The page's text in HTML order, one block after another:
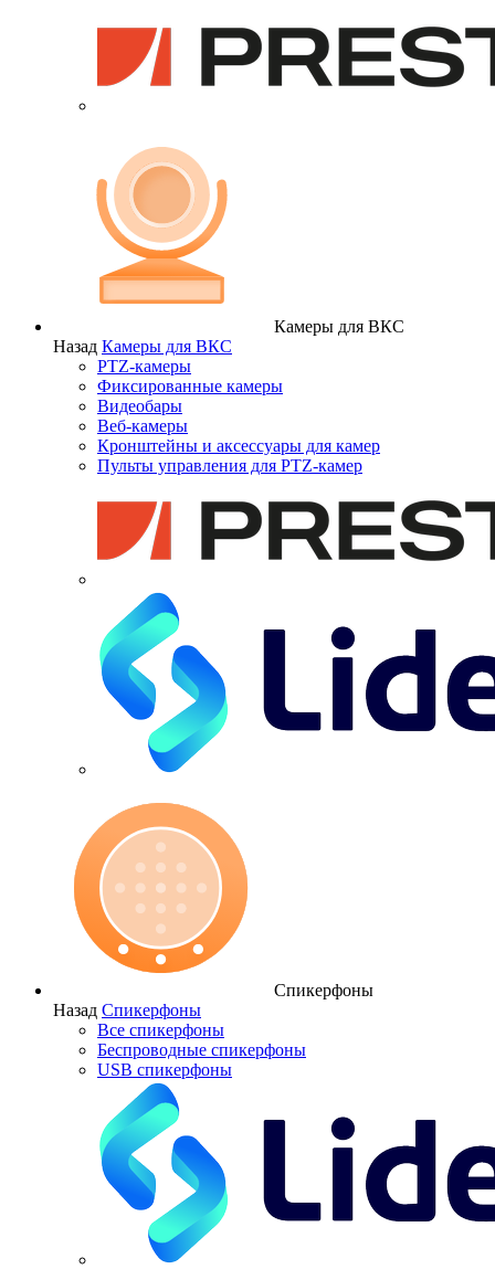
Камеры для ВКС
Назад Камеры для ВКС
PTZ-камеры
Фиксированные камеры
Видеобары
Веб-камеры
Кронштейны и аксессуары для камер
Пульты управления для PTZ-камер
Спикерфоны
Назад Спикерфоны
Все спикерфоны
Беспроводные спикерфоны
USB спикерфоны